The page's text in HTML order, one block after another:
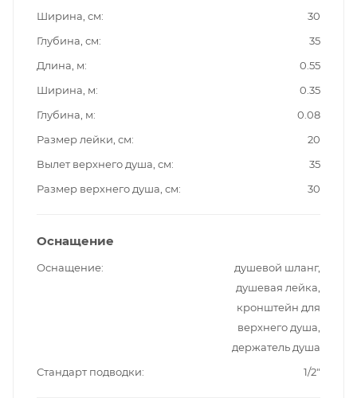
Ширина, см
30
Глубина, см
35
Длина, м
0.55
Ширина, м
0.35
Глубина, м
0.08
Размер лейки, см
20
Вылет верхнего душа, см
35
Размер верхнего душа, см
30
Оснащение
Оснащение
душевой шланг,
душевая лейка,
кронштейн для
верхнего душа,
держатель душа
Стандарт подводки
1/2"